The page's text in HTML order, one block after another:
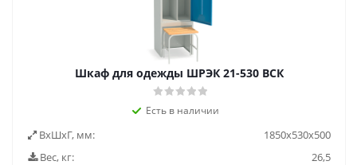
Шкаф для одежды ШРЭК 21-530 ВСК
Есть в наличии
ВxШxГ, мм:
1850х530х500
Вес, кг:
26,5